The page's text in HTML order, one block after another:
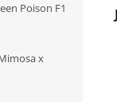
Poison F1
x